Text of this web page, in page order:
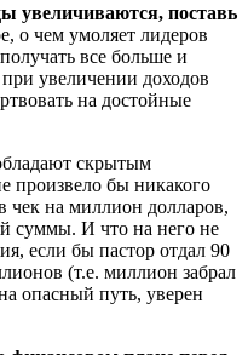
увеличиваются, поставь
о чем умоляет лидеров
все больше и
увеличении доходов
на достойные
скрытым
произвело бы никакого
чек на миллион долларов,
суммы. И что на него не
если бы пастор отдал 90
(т.е. миллион забрал
опасный путь, уверен